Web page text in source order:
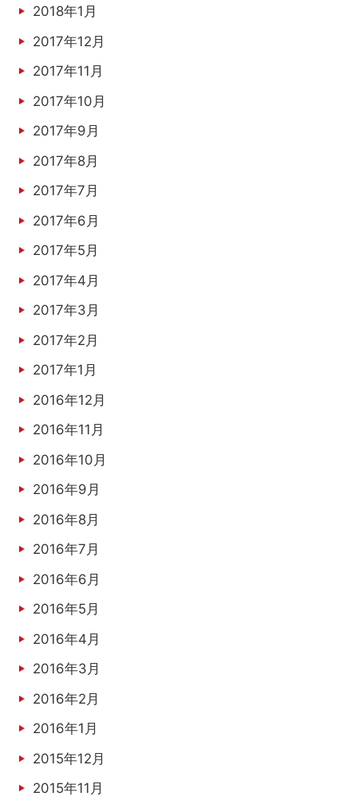
2018年1月
2017年12月
2017年11月
2017年10月
2017年9月
2017年8月
2017年7月
2017年6月
2017年5月
2017年4月
2017年3月
2017年2月
2017年1月
2016年12月
2016年11月
2016年10月
2016年9月
2016年8月
2016年7月
2016年6月
2016年5月
2016年4月
2016年3月
2016年2月
2016年1月
2015年12月
2015年11月